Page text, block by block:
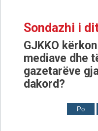
Sondazhi i
GJKKO
mediave dhe
gazetarëve
dakord?
Po